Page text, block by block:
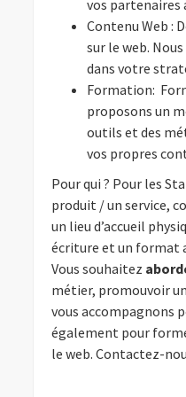
vos partenaires
Contenu Web :
sur le web.
dans votre
Formation:
proposons un
outils et des
vos propres
Pour qui ? Pour les
produit / un service,
un lieu d’accueil
écriture et un format
Vous souhaitez
métier, promouvoir
vous accompagnons
également pour
le web. Contactez-